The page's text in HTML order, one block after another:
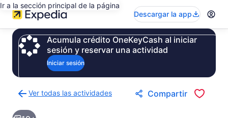
Ir a la sección principal de la página
Descargar la app
Acumula crédito OneKeyCash al iniciar
sesión y reservar una actividad
Iniciar sesión
Ver todas las actividades
a
Compartir